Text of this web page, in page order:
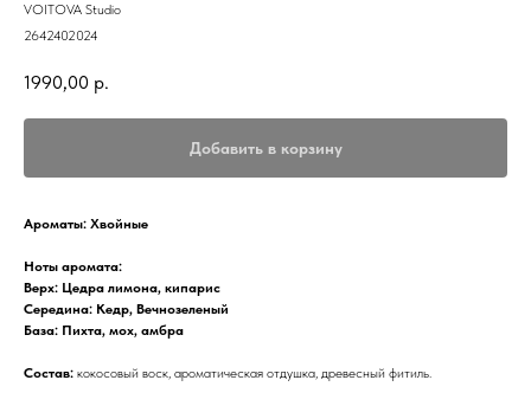
VOITOVA Studio
2642402024
1990,00 р.
Добавить в корзину
Ароматы: Хвойные
Ноты аромата:
Верх: Цедра лимона, кипарис
Середина: Кедр, Вечнозеленый
База: Пихта, мох, амбра
Состав: кокосовый воск, ароматическая отдушка, древесный фитиль.